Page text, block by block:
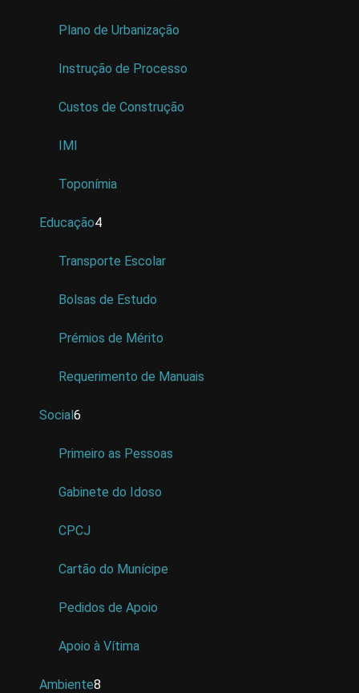
Plano de Urbanização
Instrução de Processo
Custos de Construção
IMI
Toponímia
Educação4
Transporte Escolar
Bolsas de Estudo
Prémios de Mérito
Requerimento de Manuais
Social6
Primeiro as Pessoas
Gabinete do Idoso
CPCJ
Cartão do Munícipe
Pedidos de Apoio
Apoio à Vítima
Ambiente8